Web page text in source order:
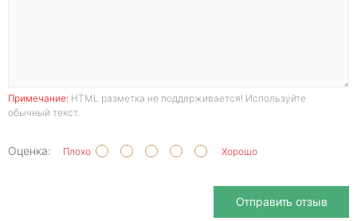
Примечание: HTML разметка не поддерживается! Используйте
обычный текст.
Оценка: Плохо Хорошо
Отправить отзыв